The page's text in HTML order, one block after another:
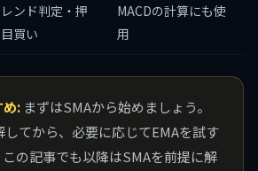
レンド判定・押
買い
MACDの計算にも使
用
め: まずはSMAから始めましょう。
してから、必要に応じてEMAを試す
の記事でも以降はSMAを前提に解